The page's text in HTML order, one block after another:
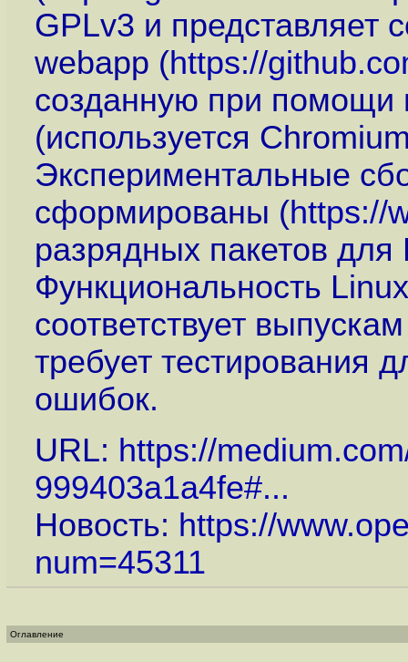
GPLv3 и представляет
webapp (https://
созданную при
(используется
Экспериментальные
сформированы (https://
разрядных пакетов
Функциональность
соответствует
требует тестирования
ошибок.
URL: https://
999403a1a4fe#...
Новость: https://
num=45311
Оглавление